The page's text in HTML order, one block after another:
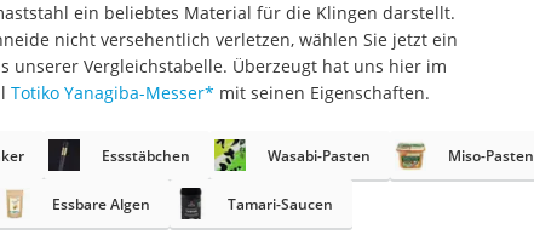
AEG-Waschmaschine
Saug-Wisch-Roboter
Milchaufschäumer
Kondenstrockner
Reiskocher
ein beliebtes Material für die Klingen darstellt.
nicht versehentlich verletzen, wählen Sie jetzt ein
unserer Vergleichstabelle. Überzeugt hat uns hier im
Totiko Yanagiba-Messer* mit seinen Eigenschaften.
Essstäbchen Wasabi-Pasten Miso-Pasten
Essbare Algen Tamari-Saucen